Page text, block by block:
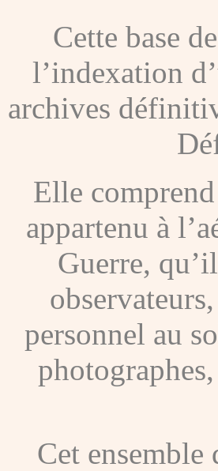
Cette base
l’indexation
archives
Elle
appartenu à
Guerre,
personnel au
Cet ensemble